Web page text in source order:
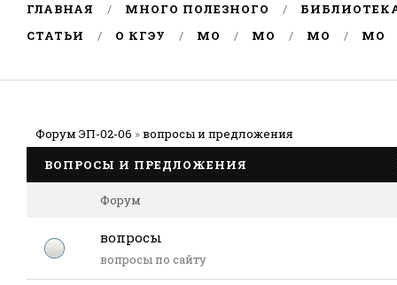
ГЛАВНАЯ МНОГО ПОЛЕЗНОГО
СТАТЬИ
О КГЭУ MO MO MO MO
Форум ЭП-02-06 »вопросы и предложения
ВОПРОСЫ И ПРЕДЛОЖЕНИЯ
Форум
вопросы
вопросы по сайту